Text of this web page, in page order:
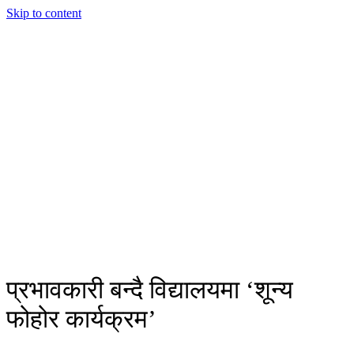
Skip to content
प्रभावकारी बन्दै विद्यालयमा ‘शून्य
फोहोर कार्यक्रम’